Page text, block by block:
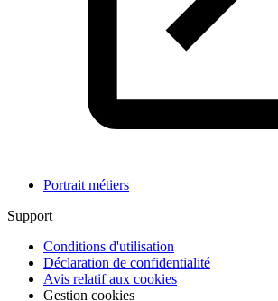
Portrait métiers
Support
Conditions d'utilisation
Déclaration de confidentialité
Avis relatif aux cookies
Gestion cookies